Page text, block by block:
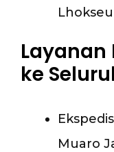
Layanan
ke
Muaro